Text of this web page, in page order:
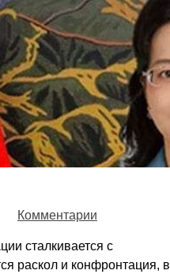
Комментарии
сталкивается с
раскол и конфронтация, в